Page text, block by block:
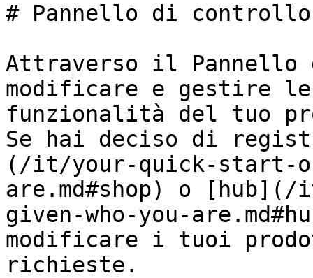
# Pannello di controllo
Attraverso il Pannello
modificare e gestire
funzionalità del tuo
Se hai deciso di
(/it/your-quick-start-
are.md#shop) o
given-who-you-
modificare i tuoi
richieste.